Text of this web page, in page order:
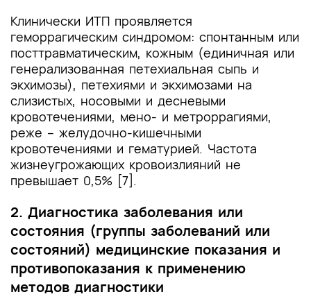
Клинически ИТП проявляется
геморрагическим синдромом: спонтанным или
посттравматическим, кожным (единичная или
генерализованная петехиальная сыпь и
экхимозы), петехиями и экхимозами на
слизистых, носовыми и десневыми
кровотечениями, мено- и метроррагиями,
реже – желудочно-кишечными
кровотечениями и гематурией. Частота
жизнеугрожающих кровоизлияний не
превышает 0,5% [7].
2. Диагностика заболевания или
состояния (группы заболеваний или
состояний) медицинские показания и
противопоказания к применению
методов диагностики